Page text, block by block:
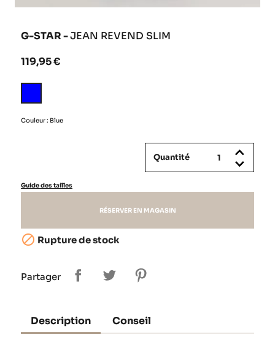
G-STAR -JEAN REVEND SLIM
119,95 €
Couleur : Blue
Quantité
Guide des tailles
RÉSERVER EN MAGASIN
 Rupture de stock
Partager
Description Conseil